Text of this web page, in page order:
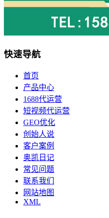
快速导航
首页
产品中心
1688代运营
短视频代运营
GEO优化
创始人说
客户案例
奥凯日记
常见问题
联系我们
网站地图
XML